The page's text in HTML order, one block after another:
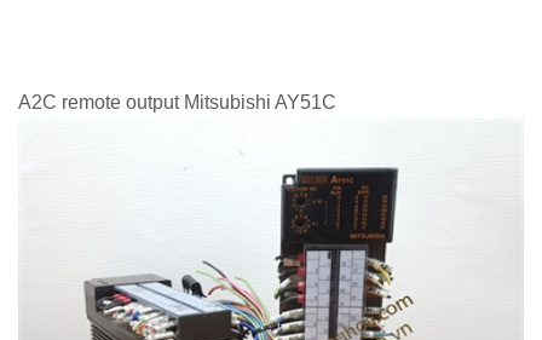
A2C remote output Mitsubishi AY51C